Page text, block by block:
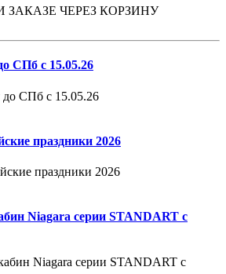
СПб с 15.05.26
праздники 2026
Niagara серии STANDART с